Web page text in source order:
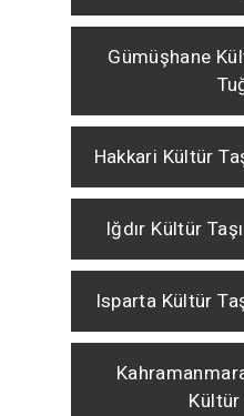
Gümüşhane
Hakkari Kültür
Iğdır Kültür
Isparta Kültür
Kültür